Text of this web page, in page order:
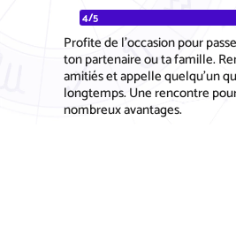
4/5
Profite de l'occasion pour
ton partenaire ou ta famille.
amitiés et appelle quelqu'un
longtemps. Une rencontre
nombreux avantages.